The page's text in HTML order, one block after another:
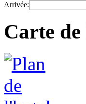
Arrivée:
Carte